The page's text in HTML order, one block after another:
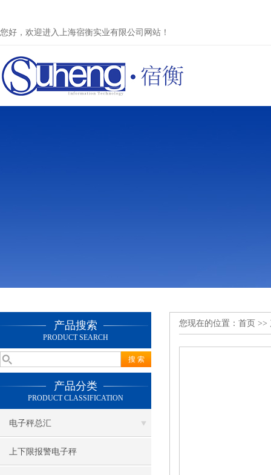
您好，欢迎进入上海宿衡实业有限公司网站！
产品搜索
PRODUCT SEARCH
产品分类
PRODUCT CLASSIFICATION
电子秤总汇
上下限报警电子秤
您现在的位置： 首页 >>